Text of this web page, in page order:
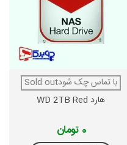
با تماس چک شودSold out
هارد WD 2TB Red
0 تومان